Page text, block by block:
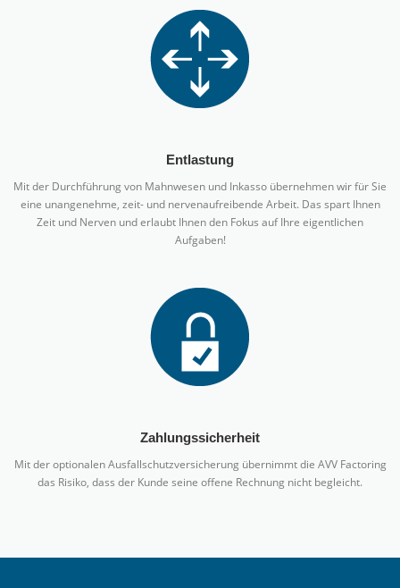
Entlastung
Mit der Durchführung von Mahnwesen und Inkasso übernehmen wir für Sie
eine unangenehme, zeit- und nervenaufreibende Arbeit. Das spart Ihnen
Zeit und Nerven und erlaubt Ihnen den Fokus auf Ihre eigentlichen
Aufgaben!
Zahlungssicherheit
Mit der optionalen Ausfallschutzversicherung übernimmt die AVV Factoring
das Risiko, dass der Kunde seine offene Rechnung nicht begleicht.